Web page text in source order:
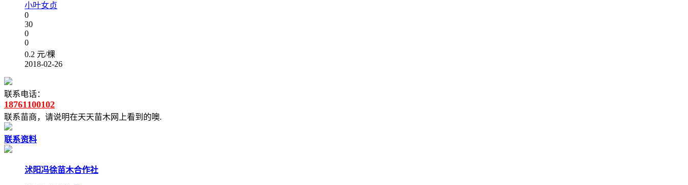
小叶女贞
0
30
0
0
0.2 元/棵
2018-02-26
联系电话：
18761100102
联系苗商，请说明在天天苗木网上看到的噢.
联系资料
沭阳冯徐苗木合作社